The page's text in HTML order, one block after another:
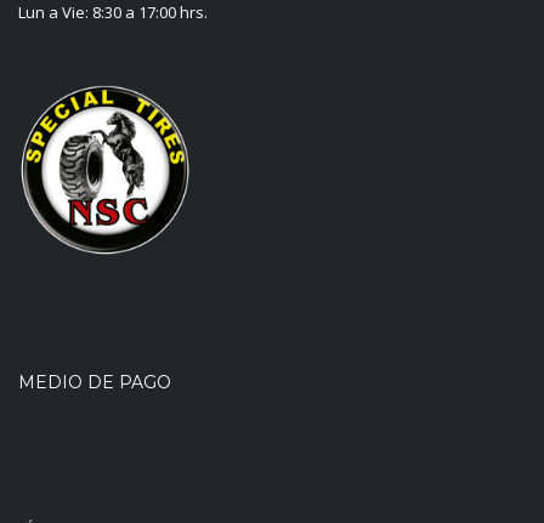
Lun a Vie: 8:30 a 17:00 hrs.
MEDIO DE PAGO